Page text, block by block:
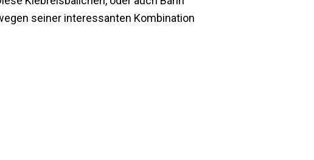
seiner interessanten Kombination